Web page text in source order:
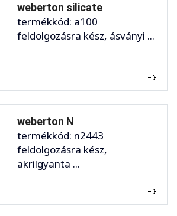
weberton silicate
termékkód: a100
feldolgozásra kész, ásványi ...
weberton N
termékkód: n2443
feldolgozásra kész,
akrilgyanta ...